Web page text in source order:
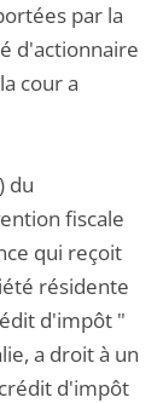
par la
d'actionnaire
cour a
du
fiscale
qui reçoit
résidente
d'impôt "
a droit à un
d'impôt